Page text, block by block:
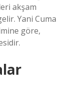
akşam
Yani Cuma
göre,